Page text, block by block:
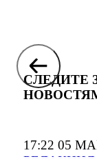
17:22 05
СЛЕДИТЕ